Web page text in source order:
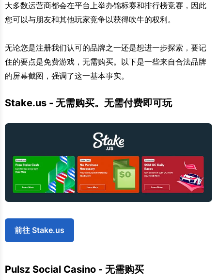
大多数运营商都会在平台上举办锦标赛和排行榜竞赛，因此
您可以与朋友和其他玩家竞争以获得吹牛的权利。
无论您是注册我们认可的品牌之一还是想进一步探索，要记
住的要点是免费游戏，无需购买。以下是一些来自合法品牌
的屏幕截图，强调了这一基本事实。
Stake.us - 无需购买。无需付费即可玩
前往 Stake.us
Pulsz Social Casino - 无需购买